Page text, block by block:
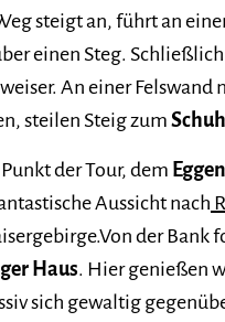
steigt an, führt an
einen Steg.
An einer Felswand
steilen Steig zum
der Tour, dem
Aussicht nach
der Bank
Haus. Hier genießen
sich gewaltig